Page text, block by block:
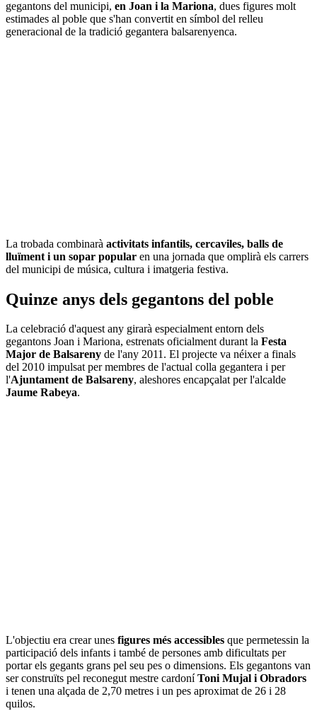
gegantons del municipi, en Joan i la Mariona, dues figures molt
estimades al poble que s'han convertit en símbol del relleu
generacional de la tradició gegantera balsarenyenca.
La trobada combinarà activitats infantils, cercaviles, balls de
lluïment i un sopar popular en una jornada que omplirà els carrers
del municipi de música, cultura i imatgeria festiva.
Quinze anys dels gegantons del poble
La celebració d'aquest any girarà especialment entorn dels
gegantons Joan i Mariona, estrenats oficialment durant la Festa
Major de Balsareny de l'any 2011. El projecte va néixer a finals
del 2010 impulsat per membres de l'actual colla gegantera i per
l'Ajuntament de Balsareny, aleshores encapçalat per l'alcalde
Jaume Rabeya.
L'objectiu era crear unes figures més accessibles que permetessin la
participació dels infants i també de persones amb dificultats per
portar els gegants grans pel seu pes o dimensions. Els gegantons van
ser construïts pel reconegut mestre cardoníToni Mujal i Obradors
i tenen una alçada de 2,70 metres i un pes aproximat de 26 i 28
quilos.